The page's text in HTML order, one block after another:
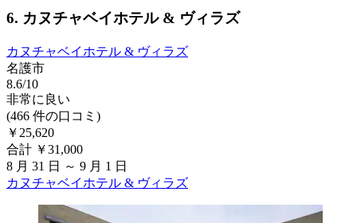
6. カヌチャベイホテル & ヴィラズ
カヌチャベイホテル & ヴィラズ
名護市
8.6/10
非常に良い
(466 件の口コミ)
￥25,620
合計 ￥31,000
8 月 31 日 ～ 9 月 1 日
カヌチャベイホテル & ヴィラズ